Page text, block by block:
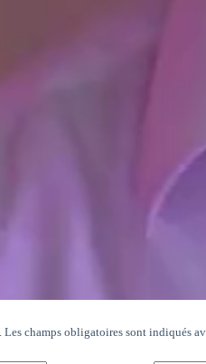
Les champs obligatoires sont indiqués